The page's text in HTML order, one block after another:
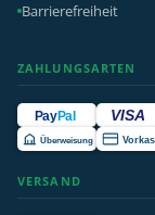
Barrierefreiheit
ZAHLUNGSARTEN
PayPal VISA
Überweisung
VERSAND